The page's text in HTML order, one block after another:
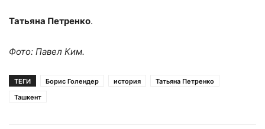
Татьяна Петренко.
Фото: Павел Ким.
ТЕГИ Борис Голендер история
Татьяна Петренко
Ташкент